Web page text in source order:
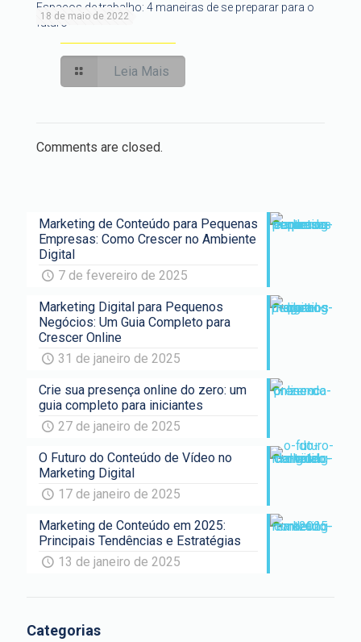
18 de maio de 2022
Espaços de trabalho: 4 maneiras de se preparar para o
futuro
Leia Mais
Comments are closed.
Marketing de Conteúdo para Pequenas
Empresas: Como Crescer no Ambiente
Digital
7 de fevereiro de 2025
Marketing Digital para Pequenos
Negócios: Um Guia Completo para
Crescer Online
31 de janeiro de 2025
Crie sua presença online do zero: um
guia completo para iniciantes
27 de janeiro de 2025
O Futuro do Conteúdo de Vídeo no
Marketing Digital
17 de janeiro de 2025
Marketing de Conteúdo em 2025:
Principais Tendências e Estratégias
13 de janeiro de 2025
Categorias